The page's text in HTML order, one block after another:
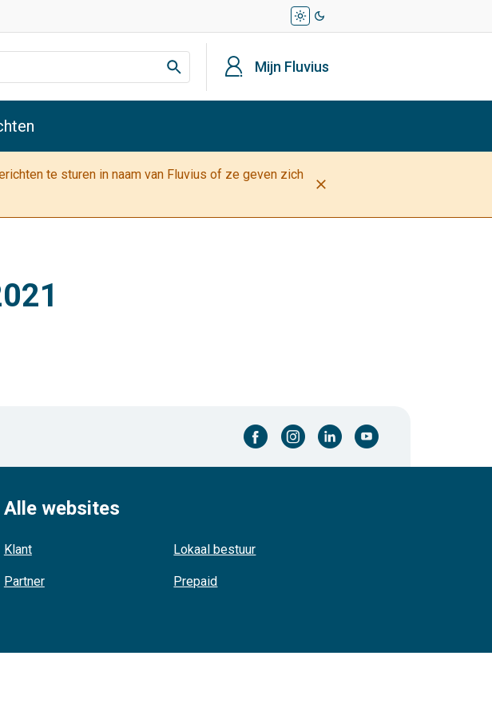
light_mode dark_mode
profiel Mijn Fluvius
te sturen in naam van Fluvius of ze geven zich
close
facebook-cirkel instagram-cirkel linkedin-cirkel youtube-cirkel
Alle websites
Klant
Partner
Lokaal bestuur
Prepaid